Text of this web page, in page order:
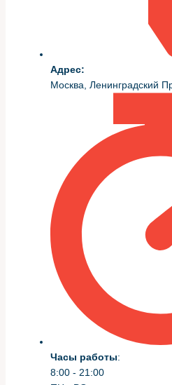
Подготовка к
шаги перед
Перед началом выключите
риск повреждения
Документируйте
разъемов, фотография
Заменяйте изношенные
повторное использование
приводит к подсосам воздуха
системы.
Пошаговая
безопасной
Процесс разбивается на
и финальные этапы, каждый
внимания к деталям. Ниже —
последовательность работ,
Адрес:
Москва, Ленинградский
Часы работы:
8:00 - 21:00